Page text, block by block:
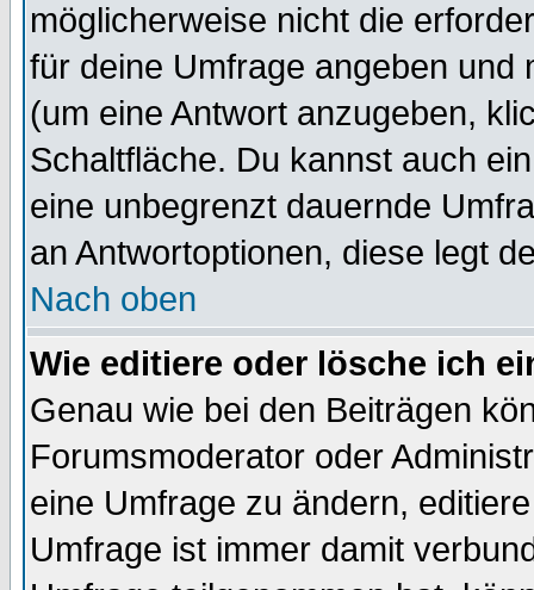
möglicherweise nicht die
für deine Umfrage angeben und
(um eine Antwort anzugeben,
Schaltfläche. Du kannst auch
eine unbegrenzt dauernde
an Antwortoptionen, diese legt
Nach oben
Wie editiere oder lösche ich
Genau wie bei den Beiträgen
Forumsmoderator oder
eine Umfrage zu ändern,
Umfrage ist immer damit